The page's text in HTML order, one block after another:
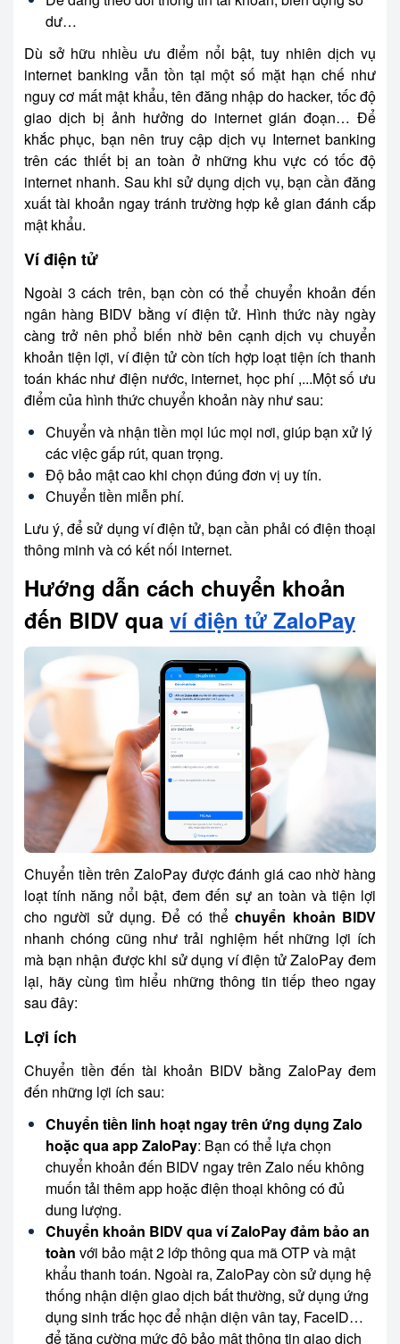
dư…
Dù sở hữu nhiều ưu điểm nổi bật, tuy nhiên dịch vụ
internet banking vẫn tồn tại một số mặt hạn chế như
nguy cơ mất mật khẩu, tên đăng nhập do hacker, tốc độ
giao dịch bị ảnh hưởng do internet gián đoạn… Để
khắc phục, bạn nên truy cập dịch vụ Internet banking
trên các thiết bị an toàn ở những khu vực có tốc độ
internet nhanh. Sau khi sử dụng dịch vụ, bạn cần đăng
xuất tài khoản ngay tránh trường hợp kẻ gian đánh cắp
mật khẩu.
Ví điện tử
Ngoài 3 cách trên, bạn còn có thể chuyển khoản đến
ngân hàng BIDV bằng ví điện tử. Hình thức này ngày
càng trở nên phổ biến nhờ bên cạnh dịch vụ chuyển
khoản tiện lợi, ví điện tử còn tích hợp loạt tiện ích thanh
toán khác như điện nước, internet, học phí ,...Một số ưu
điểm của hình thức chuyển khoản này như sau:
Chuyển và nhận tiền mọi lúc mọi nơi, giúp bạn xử lý
các việc gấp rút, quan trọng.
Độ bảo mật cao khi chọn đúng đơn vị uy tín.
Chuyển tiền miễn phí.
Lưu ý, để sử dụng ví điện tử, bạn cần phải có điện thoại
thông minh và có kết nối internet.
Hướng dẫn cách chuyển khoản
đến BIDV qua ví điện tử ZaloPay
Chuyển tiền trên ZaloPay được đánh giá cao nhờ hàng
loạt tính năng nổi bật, đem đến sự an toàn và tiện lợi
cho người sử dụng. Để có thểchuyển khoản BIDV
nhanh chóng cũng như trải nghiệm hết những lợi ích
mà bạn nhận được khi sử dụng ví điện tử ZaloPay đem
lại, hãy cùng tìm hiểu những thông tin tiếp theo ngay
sau đây:
Lợi ích
Chuyển tiền đến tài khoản BIDV bằng ZaloPay đem
đến những lợi ích sau:
Chuyển tiền linh hoạt ngay trên ứng dụng Zalo
hoặc qua app ZaloPay: Bạn có thể lựa chọn
chuyển khoản đến BIDV ngay trên Zalo nếu không
muốn tải thêm app hoặc điện thoại không có đủ
dung lượng.
Chuyển khoản BIDV qua ví ZaloPay đảm bảo an
toàn với bảo mật 2 lớp thông qua mã OTP và mật
khẩu thanh toán. Ngoài ra, ZaloPay còn sử dụng hệ
thống nhận diện giao dịch bất thường, sử dụng ứng
dụng sinh trắc học để nhận diện vân tay, FaceID…
để tăng cường mức độ bảo mật thông tin giao dịch